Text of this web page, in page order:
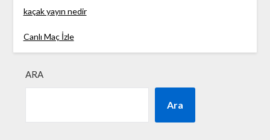
kaçak yayın nedir
Canlı Maç İzle
ARA
Ara